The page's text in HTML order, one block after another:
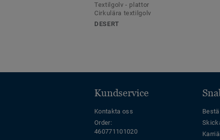
Textilgolv - plattor
Cirkulära textilgolv
DESERT
Kundservice
Kontakta oss
Order:
460771101020